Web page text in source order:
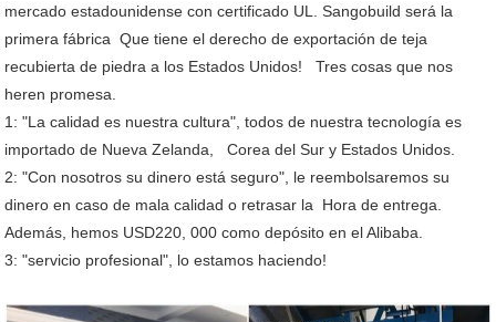
mercado estadounidense con certificado UL. Sangobuild será la
primera fábrica Que tiene el derecho de exportación de teja
recubierta de piedra a los Estados Unidos! Tres cosas que nos
heren promesa.
1: "La calidad es nuestra cultura", todos de nuestra tecnología es
importado de Nueva Zelanda, Corea del Sur y Estados Unidos.
2: "Con nosotros su dinero está seguro", le reembolsaremos su
dinero en caso de mala calidad o retrasar la Hora de entrega.
Además, hemos USD220, 000 como depósito en el Alibaba.
3: "servicio profesional", lo estamos haciendo!